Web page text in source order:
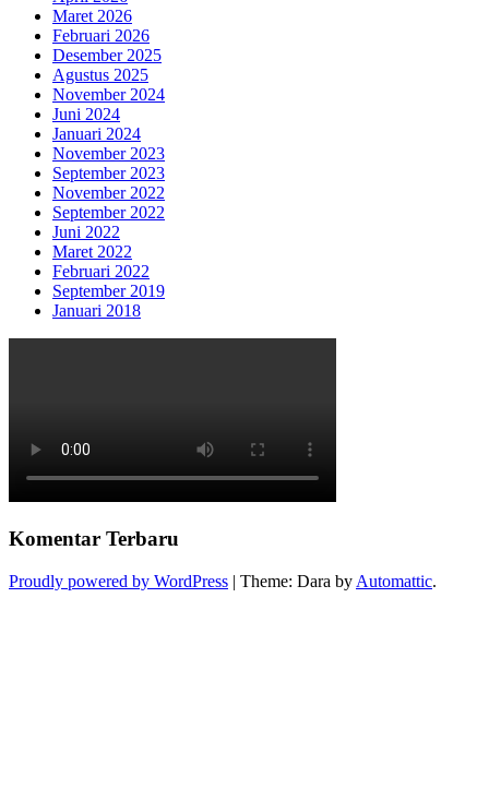
Maret 2026
Februari 2026
Desember 2025
Agustus 2025
November 2024
Juni 2024
Januari 2024
November 2023
September 2023
November 2022
September 2022
Juni 2022
Maret 2022
Februari 2022
September 2019
Januari 2018
Komentar Terbaru
Proudly powered by WordPress | Theme: Dara by Automattic.